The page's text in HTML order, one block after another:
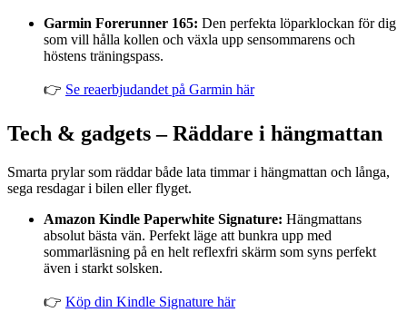
Garmin Forerunner 165: Den perfekta löparklockan för dig
som vill hålla kollen och växla upp sensommarens och
höstens träningspass.
👉 Se reaerbjudandet på Garmin här
Tech & gadgets – Räddare i hängmattan
Smarta prylar som räddar både lata timmar i hängmattan och långa,
sega resdagar i bilen eller flyget.
Amazon Kindle Paperwhite Signature: Hängmattans
absolut bästa vän. Perfekt läge att bunkra upp med
sommarläsning på en helt reflexfri skärm som syns perfekt
även i starkt solsken.
👉 Köp din Kindle Signature här